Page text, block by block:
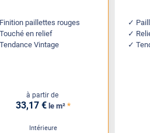
Finition paillettes rouges
Touché en relief
Tendance Vintage
à partir de
33,17 € le m² *
Intérieure